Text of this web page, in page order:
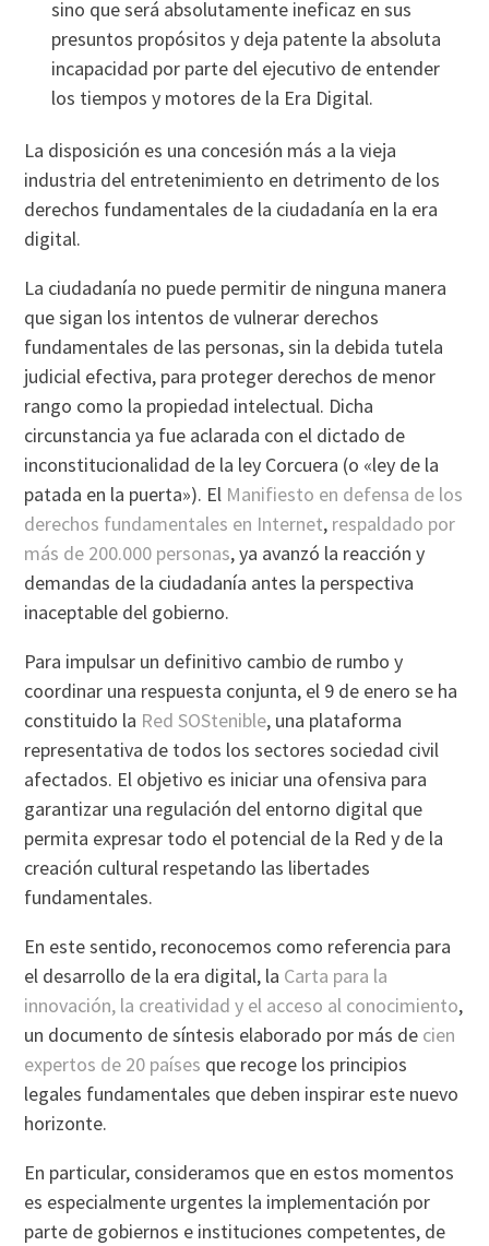
sino que será absolutamente ineficaz en sus
presuntos propósitos y deja patente la absoluta
incapacidad por parte del ejecutivo de entender
los tiempos y motores de la Era Digital.
La disposición es una concesión más a la vieja
industria del entretenimiento en detrimento de los
derechos fundamentales de la ciudadaní­a en la era
digital.
La ciudadaní­a no puede permitir de ninguna manera
que sigan los intentos de vulnerar derechos
fundamentales de las personas, sin la debida tutela
judicial efectiva, para proteger derechos de menor
rango como la propiedad intelectual. Dicha
circunstancia ya fue aclarada con el dictado de
inconstitucionalidad de la ley Corcuera (o «ley de la
patada en la puerta»). El Manifiesto en defensa de los
derechos fundamentales en Internet, respaldado por
más de 200.000 personas, ya avanzó la reacción y
demandas de la ciudadaní­a antes la perspectiva
inaceptable del gobierno.
Para impulsar un definitivo cambio de rumbo y
coordinar una respuesta conjunta, el 9 de enero se ha
constituido la Red SOStenible, una plataforma
representativa de todos los sectores sociedad civil
afectados. El objetivo es iniciar una ofensiva para
garantizar una regulación del entorno digital que
permita expresar todo el potencial de la Red y de la
creación cultural respetando las libertades
fundamentales.
En este sentido, reconocemos como referencia para
el desarrollo de la era digital, la Carta para la
innovación, la creatividad y el acceso al conocimiento,
un documento de sí­ntesis elaborado por más de cien
expertos de 20 paí­ses que recoge los principios
legales fundamentales que deben inspirar este nuevo
horizonte.
En particular, consideramos que en estos momentos
es especialmente urgentes la implementación por
parte de gobiernos e instituciones competentes, de